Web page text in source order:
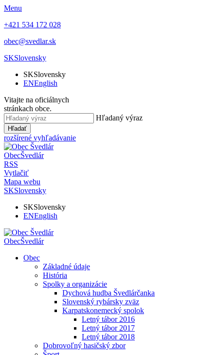
Menu
+421 534 172 028
obec@svedlar.sk
SKSlovensky
SKSlovensky
ENEnglish
Vitajte na oficiálnych
stránkach obce.
Hľadaný výraz
Hľadať
rozšírené vyhľadávanie
ObecŠvedlár
RSS
Vytlačiť
Mapa webu
SKSlovensky
SKSlovensky
ENEnglish
ObecŠvedlár
Obec
Základné údaje
História
Spolky a organizácie
Dychová hudba Švedlárčanka
Slovenský rybársky zväz
Karpatskonemecký spolok
Letný tábor 2016
Letný tábor 2017
Letný tábor 2018
Dobrovoľný hasičský zbor